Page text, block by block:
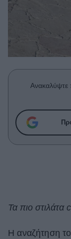
Parenting
Working Girl
Πρόσωπα
Celebrities
True Stories
Ask the Guru
Success Stories
Living
Deco
Ανακαλύψτε
Τα πιο στιλάτα
H αναζήτηση